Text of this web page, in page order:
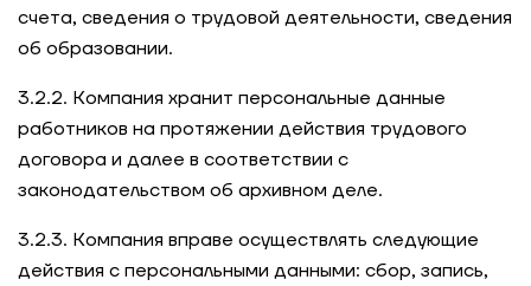
счета, сведения о трудовой деятельности, сведения
об образовании.
3.2.2. Компания хранит персональные данные
работников на протяжении действия трудового
договора и далее в соответствии с
законодательством об архивном деле.
3.2.3. Компания вправе осуществлять следующие
действия с персональными данными: сбор, запись,